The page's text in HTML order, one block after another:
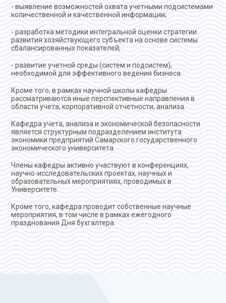
- выявление возможностей охвата учетными подсистемами
количественной и качественной информации;
- разработка методики интегральной оценки стратегии
развития хозяйствующего субъекта на основе системы
сбалансированных показателей;
- развитие учетной среды (систем и подсистем),
необходимой для эффективного ведения бизнеса.
Кроме того, в рамках научной школы кафедры
рассматриваются иные перспективные направления в
области учета, корпоративной отчетности, анализа.
Кафедра учета, анализа и экономической безопасности
является структурным подразделением института
экономики предприятий Самарского государственного
экономического университета.
Члены кафедры активно участвуют в конференциях,
научно-исследовательских проектах, научных и
образовательных мероприятиях, проводимых в
Университете.
Кроме того, кафедра проводит собственные научные
мероприятия, в том числе в рамках ежегодного
празднования Дня бухгалтера.